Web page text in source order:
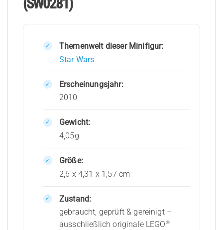
(SW0281)
Themenwelt dieser Minifigur:
Star Wars
Erscheinungsjahr:
2010
Gewicht:
4,05g
Größe:
2,6 x 4,31 x 1,57 cm
Zustand:
gebraucht, geprüft & gereinigt –
ausschließlich originale LEGO®